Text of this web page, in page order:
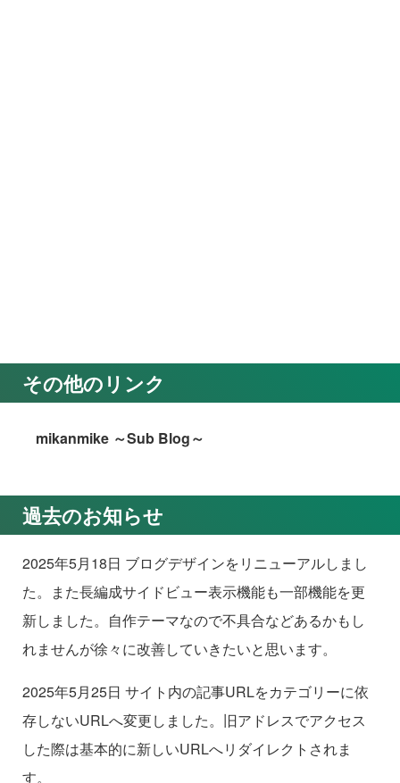
その他のリンク
mikanmike ～Sub Blog～
過去のお知らせ
2025年5月18日 ブログデザインをリニューアルしまし
た。また長編成サイドビュー表示機能も一部機能を更
新しました。自作テーマなので不具合などあるかもし
れませんが徐々に改善していきたいと思います。
2025年5月25日 サイト内の記事URLをカテゴリーに依
存しないURLへ変更しました。旧アドレスでアクセス
した際は基本的に新しいURLへリダイレクトされま
す。